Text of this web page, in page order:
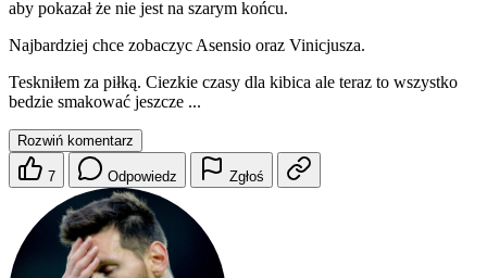
aby pokazał że nie jest na szarym końcu.
Najbardziej chce zobaczyc Asensio oraz Vinicjusza.
Teskniłem za piłką. Ciezkie czasy dla kibica ale teraz to wszystko
bedzie smakować jeszcze ...
Rozwiń komentarz
7 Odpowiedz Zgłoś